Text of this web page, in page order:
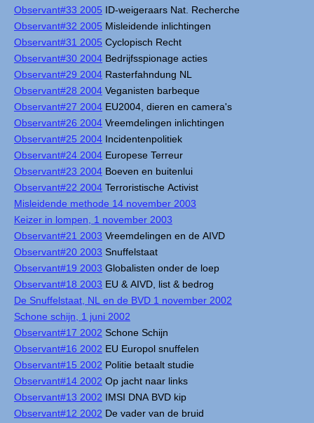
Observant#33 2005 ID-weigeraars Nat. Recherche
Observant#32 2005 Misleidende inlichtingen
Observant#31 2005 Cyclopisch Recht
Observant#30 2004 Bedrijfsspionage acties
Observant#29 2004 Rasterfahndung NL
Observant#28 2004 Veganisten barbeque
Observant#27 2004 EU2004, dieren en camera's
Observant#26 2004 Vreemdelingen inlichtingen
Observant#25 2004 Incidentenpolitiek
Observant#24 2004 Europese Terreur
Observant#23 2004 Boeven en buitenlui
Observant#22 2004 Terroristische Activist
Misleidende methode 14 november 2003
Keizer in lompen, 1 november 2003
Observant#21 2003 Vreemdelingen en de AIVD
Observant#20 2003 Snuffelstaat
Observant#19 2003 Globalisten onder de loep
Observant#18 2003 EU & AIVD, list & bedrog
De Snuffelstaat, NL en de BVD 1 november 2002
Schone schijn, 1 juni 2002
Observant#17 2002 Schone Schijn
Observant#16 2002 EU Europol snuffelen
Observant#15 2002 Politie betaalt studie
Observant#14 2002 Op jacht naar links
Observant#13 2002 IMSI DNA BVD kip
Observant#12 2002 De vader van de bruid